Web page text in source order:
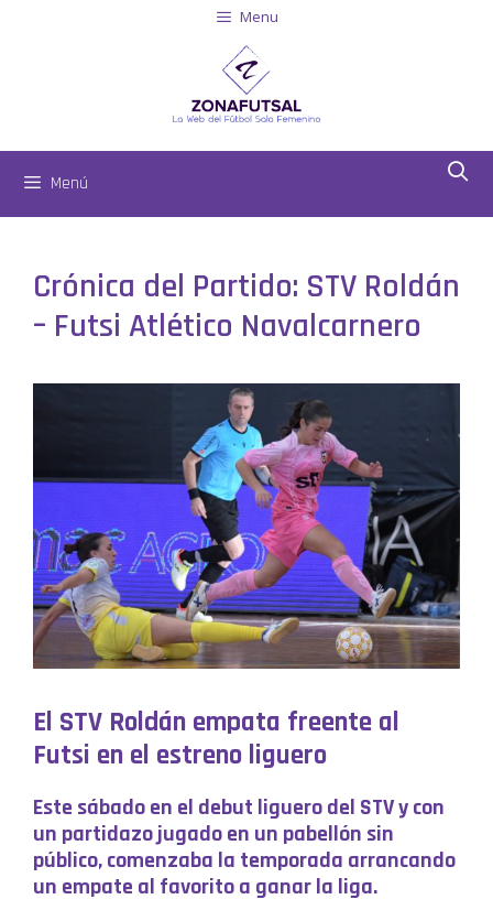
Menu
Menú
Crónica del Partido: STV Roldán
– Futsi Atlético Navalcarnero
El STV Roldán empata freente al
Futsi en el estreno liguero
Este sábado en el debut liguero del STV y con
un partidazo jugado en un pabellón sin
público, comenzaba la temporada arrancando
un empate al favorito a ganar la liga.